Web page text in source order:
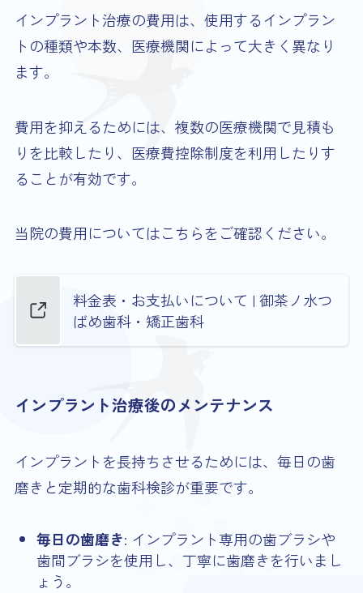
インプラント治療の費用は、使用するインプラン
トの種類や本数、医療機関によって大きく異なり
ます。
費用を抑えるためには、複数の医療機関で見積も
りを比較したり、医療費控除制度を利用したりす
ることが有効です。
当院の費用についてはこちらをご確認ください。
料金表・お支払いについて | 御茶ノ水つ
ばめ歯科・矯正歯科
インプラント治療後のメンテナンス
インプラントを長持ちさせるためには、毎日の歯
磨きと定期的な歯科検診が重要です。
毎日の歯磨き: インプラント専用の歯ブラシや
歯間ブラシを使用し、丁寧に歯磨きを行いまし
ょう。